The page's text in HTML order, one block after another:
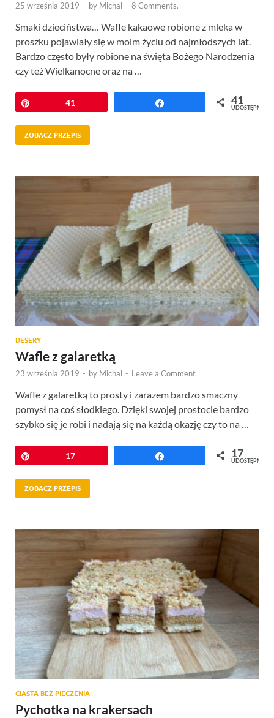
25 września 2019 - by Michal - 8 Comments.
Smaki dzieciństwa… Wafle kakaowe robione z mleka w
proszku pojawiały się w moim życiu od najmłodszych lat.
Bardzo często były robione na święta Bożego Narodzenia
czy też Wielkanocne oraz na …
Przypnij41 41
UDOSTĘPNIEŃ
ZOBACZ PRZEPIS
DESERY
Wafle z galaretką
23 września 2019 - by Michal - Leave a Comment
Wafle z galaretką to prosty i zarazem bardzo smaczny
pomysł na coś słodkiego. Dzięki swojej prostocie bardzo
szybko się je robi i nadają się na każdą okazję czy to na …
Przypnij17 17
UDOSTĘPNIEŃ
ZOBACZ PRZEPIS
CIASTA BEZ PIECZENIA
Pychotka na krakersach